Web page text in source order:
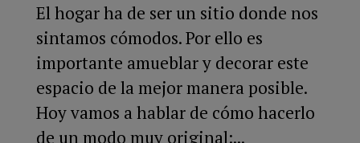
El hogar ha de ser un sitio donde nos
sintamos cómodos. Por ello es
importante amueblar y decorar este
espacio de la mejor manera posible.
Hoy vamos a hablar de cómo hacerlo
de un modo muy original:...